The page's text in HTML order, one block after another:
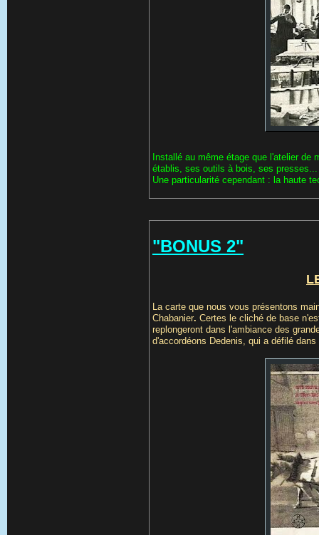
Installé au même étage que l'atelier de
établis, ses outils à bois, ses
Une particularité cependant : la haute
"BONUS 2"
La carte que nous vous présentons
Chabanier. Certes le cliché de base
replongeront dans l'ambiance des
d'accordéons Dedenis, qui a défilé